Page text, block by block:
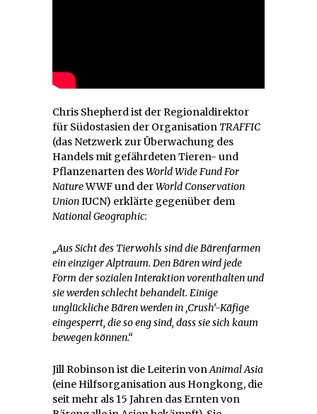
Chris Shepherd ist der Regionaldirektor
für Südostasien der Organisation TRAFFIC
(das Netzwerk zur Überwachung des
Handels mit gefährdeten Tieren- und
Pflanzenarten desWorld Wide Fund For
NatureWWF und derWorld Conservation
UnionIUCN) erklärte gegenüber dem
National Geographic:
„Aus Sicht des Tierwohls sind die Bärenfarmen
ein einziger Alptraum. Den Bären wird jede
Form der sozialen Interaktion vorenthalten und
sie werden schlecht behandelt. Einige
unglückliche Bären werden in ‚Crush‘-Käfige
eingesperrt, die so eng sind, dass sie sich kaum
bewegen können.“
Jill Robinson ist die Leiterin vonAnimal Asia
(eine Hilfsorganisation aus Hongkong, die
seit mehr als 15 Jahren das Ernten von